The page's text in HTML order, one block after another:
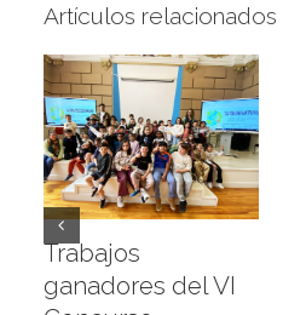
Artículos relacionados
Trabajos
ganadores del VI